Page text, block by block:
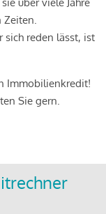
Zeiten.
sich reden lässt, ist
Immobilienkredit!
Sie gern.